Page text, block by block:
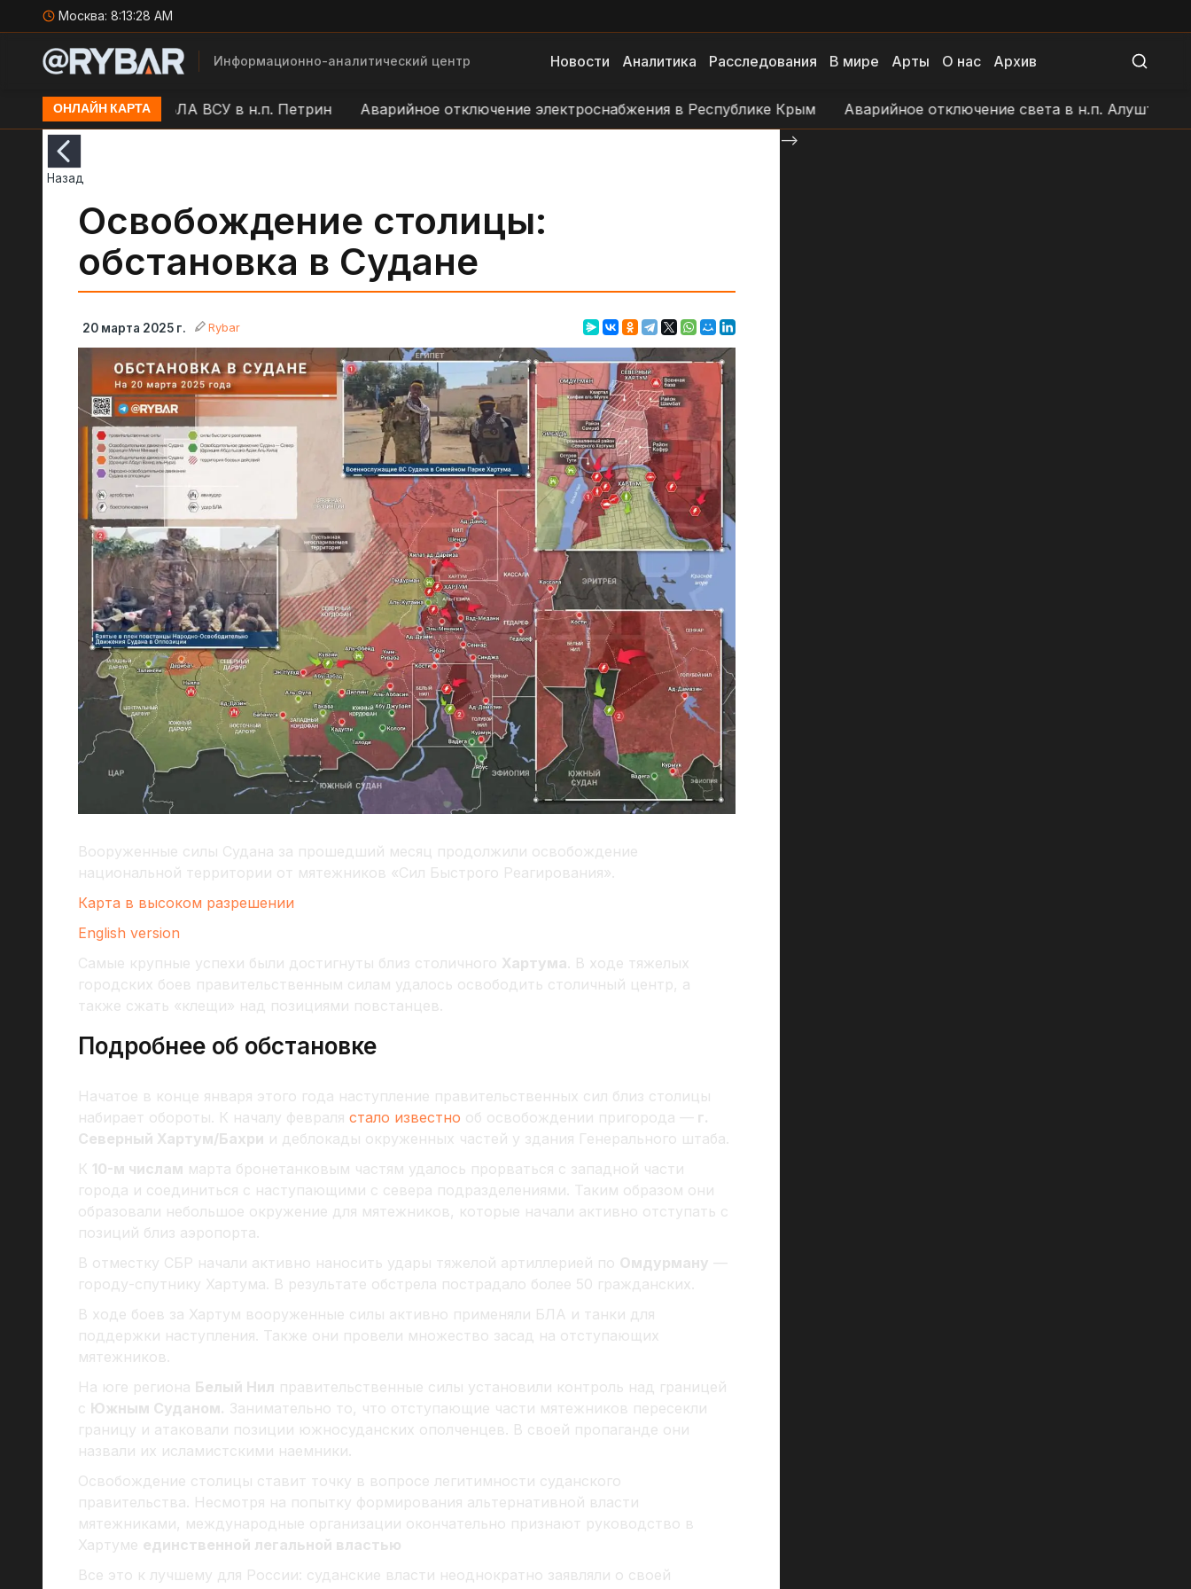
Москва: 8:13:29 AM
Информационно-аналитический центр Новости Аналитика Расследования В мире Арты О нас Архив
ОНЛАЙН КАРТА
Удар БЛА ВСУ в н.п. Петрин Аварийное отключение электроснабжения в Республике Крым Аварийное отключение света в н.п. Алушта Удар
Назад
Освобождение столицы:
обстановка в Судане
20 марта 2025 г. Rybar
Вооруженные силы Судана за прошедший месяц продолжили освобождение
национальной территории от мятежников «Сил Быстрого Реагирования».
Карта в высоком разрешении
English version
Самые крупные успехи были достигнуты близ столичного Хартума. В ходе тяжелых
городских боев правительственным силам удалось освободить столичный центр, а
также сжать «клещи» над позициями повстанцев.
Подробнее об обстановке
Начатое в конце января этого года наступление правительственных сил близ столицы
набирает обороты. К началу февраля стало известно об освобождении пригорода — г.
Северный Хартум/Бахри и деблокады окруженных частей у здания Генерального штаба.
К 10-м числам марта бронетанковым частям удалось прорваться с западной части
города и соединиться с наступающими с севера подразделениями. Таким образом они
образовали небольшое окружение для мятежников, которые начали активно отступать с
позиций близ аэропорта.
В отместку СБР начали активно наносить удары тяжелой артиллерией по Омдурману —
городу-спутнику Хартума. В результате обстрела пострадало более 50 гражданских.
В ходе боев за Хартум вооруженные силы активно применяли БЛА и танки для
поддержки наступления. Также они провели множество засад на отступающих
мятежников.
На юге региона Белый Нил правительственные силы установили контроль над границей
с Южным Суданом. Занимательно то, что отступающие части мятежников пересекли
границу и атаковали позиции южносуданских ополченцев. В своей пропаганде они
назвали их исламистскими наемники.
Освобождение столицы ставит точку в вопросе легитимности суданского
правительства. Несмотря на попытку формирования альтернативной власти
мятежниками, международные организации окончательно признают руководство в
Хартуме единственной легальной властью
Все это к лучшему для России: суданские власти неоднократно заявляли о своей
-->